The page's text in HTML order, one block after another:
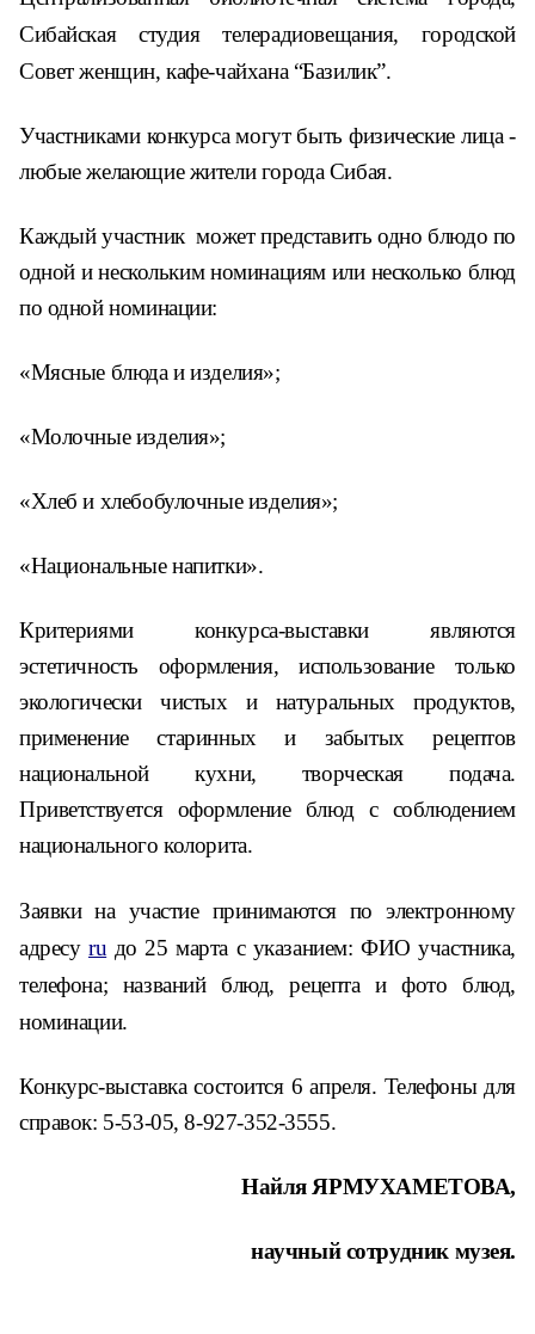
Сибайская студия телерадиовещания, городской
Совет женщин,кафе-чайхана “Базилик”.
Участниками конкурса могут быть физические лица -
любые желающие жители города Сибая.
Каждый участник может представить одно блюдо по
одной и нескольким номинациям или несколько блюд
по одной номинации:
«Мясные блюда и изделия»;
«Молочные изделия»;
«Хлеб и хлебобулочные изделия»;
«Национальные напитки».
Критериями конкурса-выставки являются
эстетичность оформления, использование только
экологически чистых и натуральных продуктов,
применение старинных и забытых рецептов
национальной кухни, творческая подача.
Приветствуется оформление блюд с соблюдением
национального колорита.
Заявки на участие принимаются по электронному
адресуru до 25 марта с указанием: ФИО участника,
телефона; названий блюд, рецепта и фото блюд,
номинации.
Конкурс-выставка состоится 6 апреля. Телефоны для
справок: 5-53-05, 8-927-352-3555.
Найля ЯРМУХАМЕТОВА,
научный сотрудник музея.